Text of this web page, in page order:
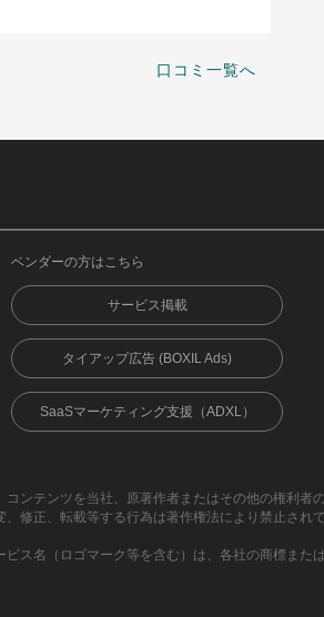
口コミ一覧へ
ベンダーの方はこちら
サービス掲載
タイアップ広告 (BOXIL Ads)
SaaSマーケティング支援（ADXL）
ンテンツを当社、原著作者またはその他の権利者
修正、転載等する行為は著作権法により禁止され
ス名（ロゴマーク等を含む）は、各社の商標また